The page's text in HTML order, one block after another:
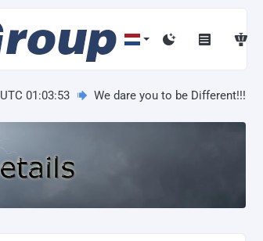
UTC 01:03:54 We dare you to be Different!!!